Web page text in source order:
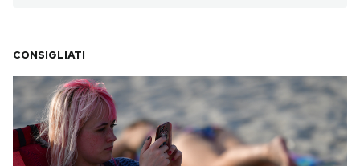
CONSIGLIATI